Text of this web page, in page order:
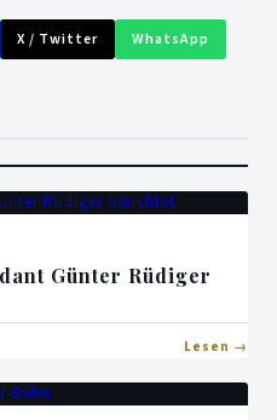
X / Twitter WhatsApp
Günter Rüdiger
Lesen